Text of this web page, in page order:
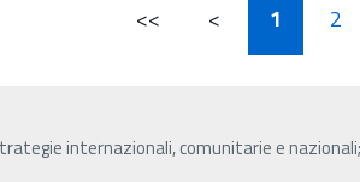
<< < 1 2
internazionali, comunitarie e